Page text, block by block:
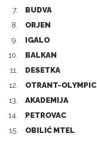
7.
BUDVA
8.
ORJEN
9.
IGALO
10.
BALKAN
11.
DESETKA
12.
OTRANT-OLYMPIC
13.
AKADEMIJA
14.
PETROVAC
15.
OBILIĆ MTEL